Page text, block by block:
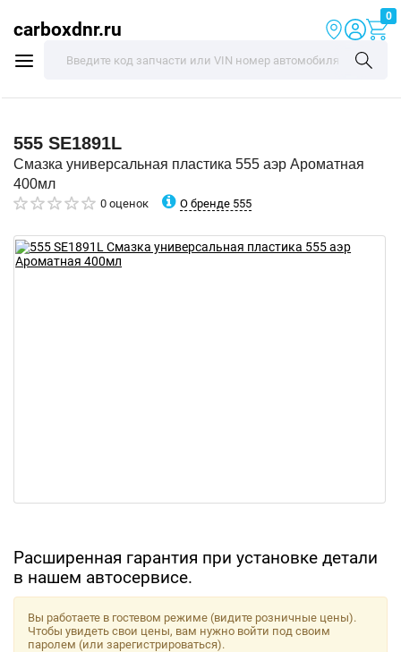
carboxdnr.ru
0
555 SE1891L
Смазка универсальная пластика 555 аэр Ароматная
400мл
0 оценок О бренде 555
Расширенная гарантия при установке детали
в нашем автосервисе.
Вы работаете в гостевом режиме (видите розничные цены).
Чтобы увидеть свои цены, вам нужно войти под своим
паролем (или зарегистрироваться).